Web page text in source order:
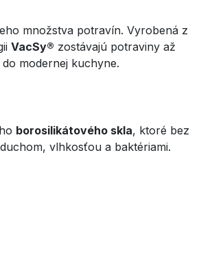
množstva potravín. Vyrobená z
VacSy® zostávajú potraviny až
modernej kuchyne.
borosilikátového skla, ktoré bez
vlhkosťou a baktériami.